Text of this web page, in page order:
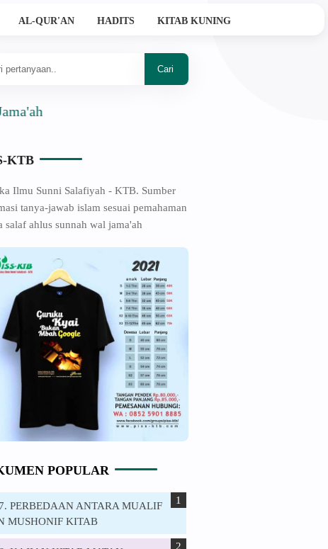
AL-QUR'AN HADITS KITAB KUNING
KTB
Ilmu Sunni Salafiyah - KTB. Sumber
tanya-jawab islam sesuai pemahaman
salaf ahlus sunnah wal jama'ah
POPULAR
PERBEDAAN ANTARA MUALIF
MUSHONIF KITAB